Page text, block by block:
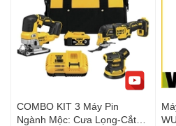
COMBO KIT 3 Máy Pin
Ngành Mộc: Cưa Lọng-Cắt